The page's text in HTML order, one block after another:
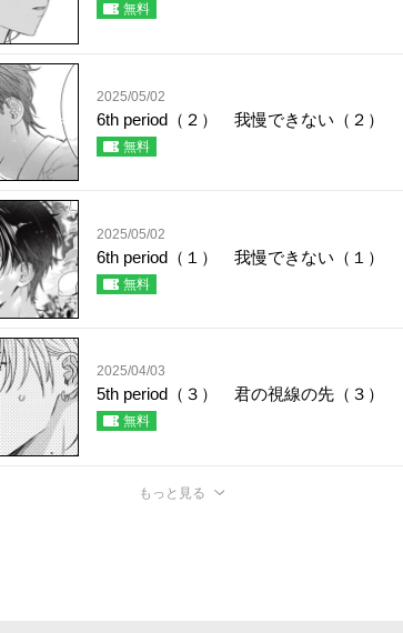
無料
2025/05/02
6th period（２） 我慢できない（２）
無料
2025/05/02
6th period（１） 我慢できない（１）
無料
2025/04/03
5th period（３） 君の視線の先（３）
無料
もっと見る